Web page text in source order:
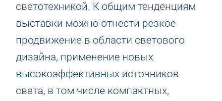
светотехникой. К общим тенденциям
выставки можно отнести резкое
продвижение в области светового
дизайна, применение новых
высокоэффективных источников
света, в том числе компактных,